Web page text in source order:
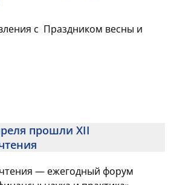
с Праздником весны и
прошли XII
чтения — ежегодный форум